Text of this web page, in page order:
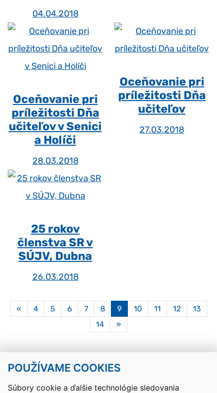
POUŽÍVAME COOKIES
Súbory cookie a ďalšie technológie sledovania
04.04.2018
Oceňovanie pri
príležitosti Dňa
učiteľov v Senici
a Holíči
28.03.2018
Oceňovanie pri
príležitosti Dňa
učiteľov
27.03.2018
25 rokov
členstva SR v
SÚJV, Dubna
26.03.2018
« 4 5 6 7 8 9Aktuálna
stránka
10 11 12
13
14
»